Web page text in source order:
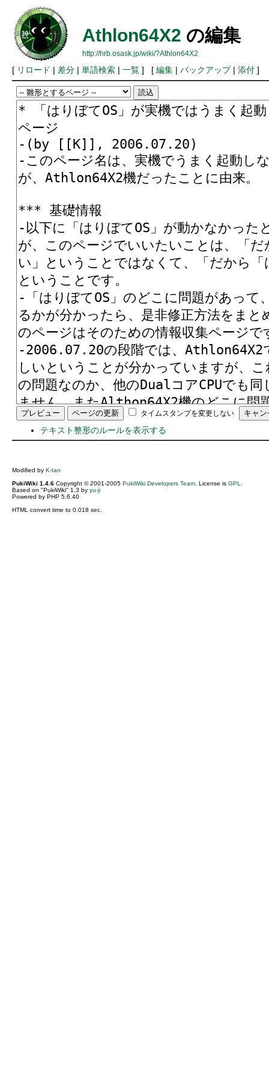
Athlon64X2 の編集
http://hrb.osask.jp/wiki/?Athlon64X2
[ リロード | 差分| 単語検索| 一覧] [ 編集| バックアップ| 添付]
タイムスタンプを変更しない
テキスト整形のルールを表示する
Modified by K-tan
PukiWiki 1.4.6Copyright © 2001-2005 PukiWiki Developers Team. License is GPL
Based on "PukiWiki" 1.3 by yu-ji
Powered by PHP 5.6.40
HTML convert time to 0.018 sec.